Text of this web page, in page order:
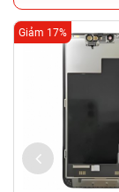
Giảm 17%